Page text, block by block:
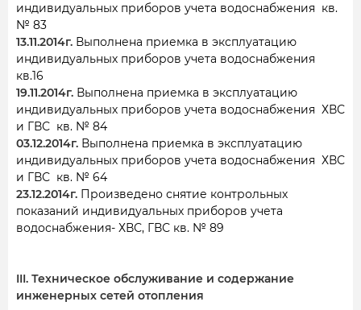
индивидуальных приборов учета водоснабжения кв.
№ 83
13.11.2014г. Выполнена приемка в эксплуатацию
индивидуальных приборов учета водоснабжения
кв.16
19.11.2014г. Выполнена приемка в эксплуатацию
индивидуальных приборов учета водоснабжения ХВС
и ГВС кв. № 84
03.12.2014г. Выполнена приемка в эксплуатацию
индивидуальных приборов учета водоснабжения ХВС
и ГВС кв. № 64
23.12.2014г. Произведено снятие контрольных
показаний индивидуальных приборов учета
водоснабжения- ХВС, ГВС кв. № 89
III. Техническое обслуживание и содержание
инженерных сетей отопления